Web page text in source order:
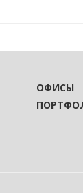
ОФИСЫ